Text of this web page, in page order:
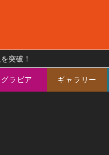
突破！
グラビア ギャラリー